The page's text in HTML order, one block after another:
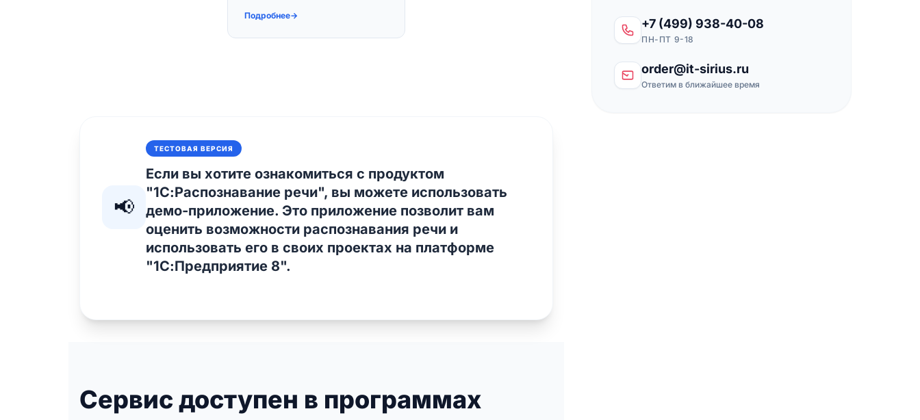
Подробнее→
📢
ТЕСТОВАЯ ВЕРСИЯ
Если вы хотите ознакомиться с продуктом
"1С:Распознавание речи", вы можете использовать
демо-приложение. Это приложение позволит вам
оценить возможности распознавания речи и
использовать его в своих проектах на платформе
"1С:Предприятие 8".
Сервис доступен в программах
+7 (499) 938-40-08
ПН-ПТ 9-18
order@it-sirius.ru
Ответим в ближайшее время